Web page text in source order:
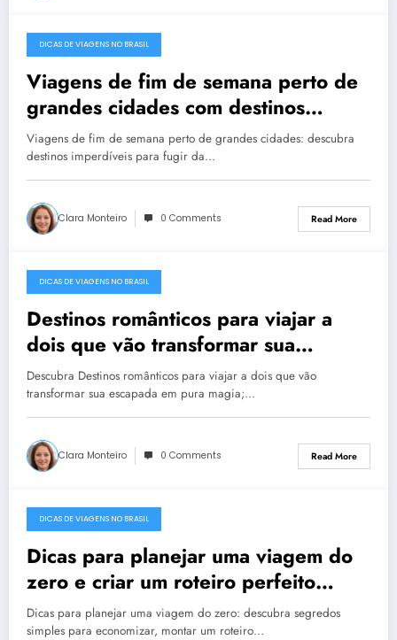
December 22, 2025
DICAS DE VIAGENS NO BRASIL
Viagens de fim de semana perto de
grandes cidades com destinos
imperdíveis para fugir da rotina e
recarregar energias
Viagens de fim de semana perto de grandes cidades: descubra
destinos imperdíveis para fugir da…
Clara Monteiro 0 Comments Read More
December 22, 2025
DICAS DE VIAGENS NO BRASIL
Destinos românticos para viajar a
dois que vão transformar sua
escapada em pura magia
Descubra Destinos românticos para viajar a dois que vão
transformar sua escapada em pura magia;…
Clara Monteiro 0 Comments Read More
December 22, 2025
DICAS DE VIAGENS NO BRASIL
Dicas para planejar uma viagem do
zero e criar um roteiro perfeito
gastando menos e aproveitando mais
Dicas para planejar uma viagem do zero: descubra segredos
simples para economizar, montar um roteiro…